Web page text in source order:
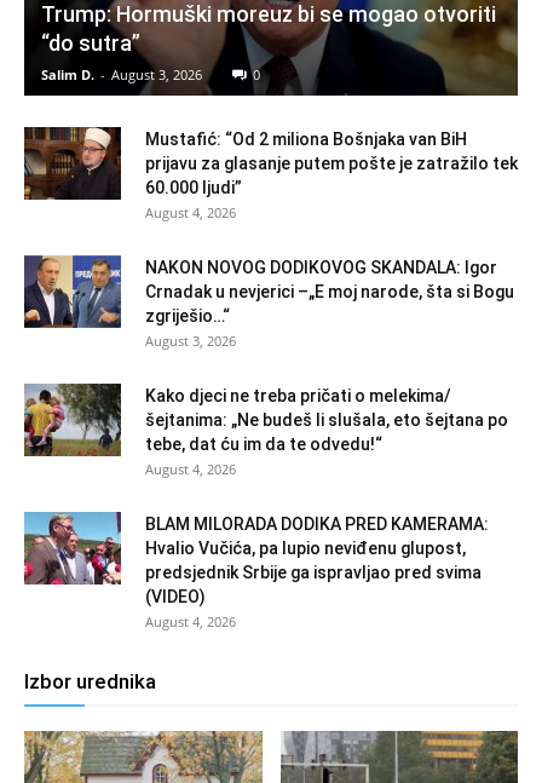
Trump: Hormuški moreuz bi se mogao otvoriti
“do sutra”
Salim D. - August 3, 2026 0
Mustafić: “Od 2 miliona Bošnjaka van BiH
prijavu za glasanje putem pošte je zatražilo tek
60.000 ljudi”
August 4, 2026
NAKON NOVOG DODIKOVOG SKANDALA: Igor
Crnadak u nevjerici –„E moj narode, šta si Bogu
zgriješio…“
August 3, 2026
Kako djeci ne treba pričati o melekima/
šejtanima: „Ne budeš li slušala, eto šejtana po
tebe, dat ću im da te odvedu!“
August 4, 2026
BLAM MILORADA DODIKA PRED KAMERAMA:
Hvalio Vučića, pa lupio neviđenu glupost,
predsjednik Srbije ga ispravljao pred svima
(VIDEO)
August 4, 2026
Izbor urednika